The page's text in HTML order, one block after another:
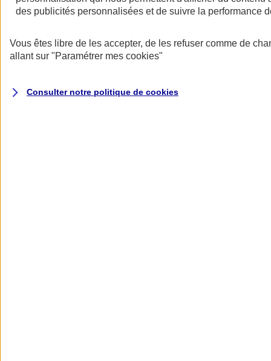
AXA Assurance
des publicités personnalisées et de suivre la performance
Vous êtes libre de les accepter, de les refuser comme de
allant sur "Paramétrer mes cookies"
Consulter notre politique de cookies